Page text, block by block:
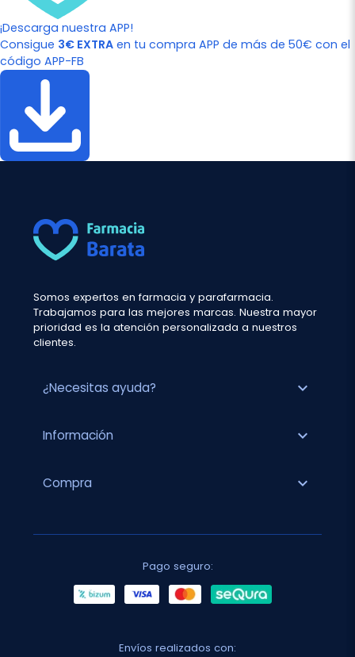
¡Descarga nuestra APP!
Consigue 3€ EXTRA en tu compra APP de más de 50€ con el
código APP-FB
Somos expertos en farmacia y parafarmacia.
Trabajamos para las mejores marcas. Nuestra mayor
prioridad es la atención personalizada a nuestros
clientes.
¿Necesitas ayuda? expand_more
Información expand_more
Compra expand_more
Pago seguro:
Envíos realizados con: